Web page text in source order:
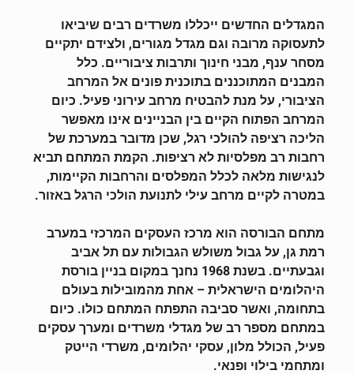
המגדלים החדשים ייכללו משרדים רבים שיביאו
לתעסוקה מרובה וגם מגדל מגורים, ולצידם יתקיים
מסחר ענף, מבני חינוך ותרבות ציבוריים. כלל
המבנים המתוכננים בתוכנית פונים אל המרחב
הציבורי, על מנת להבטיח מרחב עירוני פעיל. כיום
המרחב הפתוח הקיים בין הבניינים אינו מאפשר
הליכה רציפה להולכי רגל, שכן מדובר במערכת של
רחבות רב מפלסיות לא רציפות. הקמת המתחם תביא
לנגישות מלאה לכלל המפלסים והרחבות הקיימות,
במטרה לקיים מרחב עילי לתנועת הולכי הרגל באזור.
מתחם הבורסה הוא מרכז העסקים המרכזי במערב
רמת גן, על גבול משולש הגבולות עם תל אביב
וגבעתיים. בשנת 1968 נחנך במקום בניין בורסת
היהלומים הישראלית – אחת מהמובילות בעולם
בתחומה, ואשר סביבה התפתח המתחם כולו. כיום
במתחם מספר רב של מגדלי משרדים ומערך עסקים
פעיל, הכולל מלון, עסקי יהלומים, משרדי הייטק
ומתחמי בילוי ופנאי.